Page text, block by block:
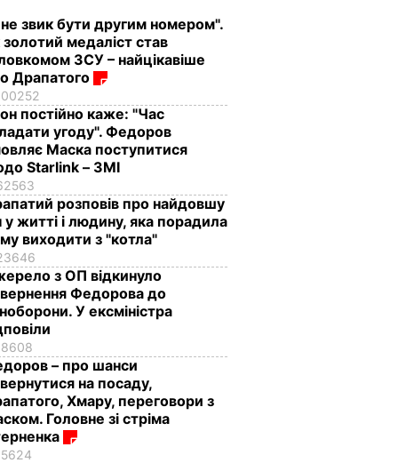
звик бути другим номером".
золотий медаліст став
ЗСУ – найцікавіше
Драпатого
постійно каже: "Час
угоду". Федоров
Маска поступитися
Starlink – ЗМІ
розповів про найдовшу
у житті і людину, яка порадила
виходити з "котла"
з ОП відкинуло
Федорова до
У ексміністра
– про шанси
на посаду,
Хмару, переговори з
Головне зі стріма